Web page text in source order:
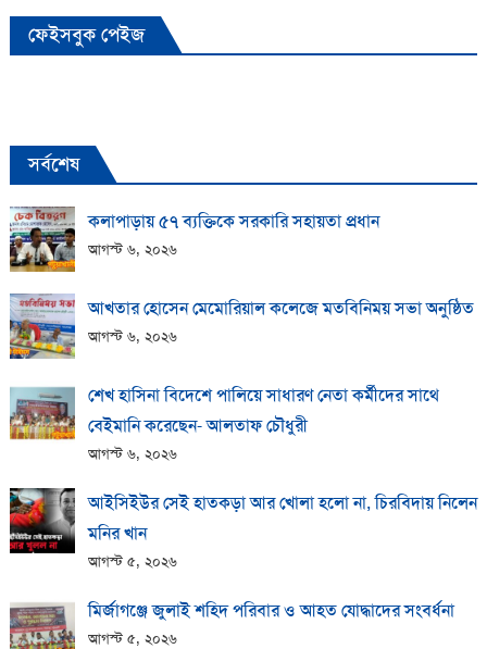
ফেইসবুক পেইজ
সর্বশেষ
কলাপাড়ায় ​৫৭ ব্যক্তিকে সরকারি সহায়তা প্রধান
আগস্ট ৬, ২০২৬
আখতার হোসেন মেমোরিয়াল কলেজে মতবিনিময় সভা অনুষ্ঠিত
আগস্ট ৬, ২০২৬
শেখ হাসিনা বিদেশে পালিয়ে সাধারণ নেতা কর্মীদের সাথে
বেইমানি করেছেন- আলতাফ চৌধুরী
আগস্ট ৬, ২০২৬
আইসিইউর সেই হাতকড়া আর খোলা হলো না, চিরবিদায় নিলেন
মনির খান
আগস্ট ৫, ২০২৬
মির্জাগঞ্জে জুলাই শহিদ পরিবার ও আহত যোদ্ধাদের সংবর্ধনা
আগস্ট ৫, ২০২৬